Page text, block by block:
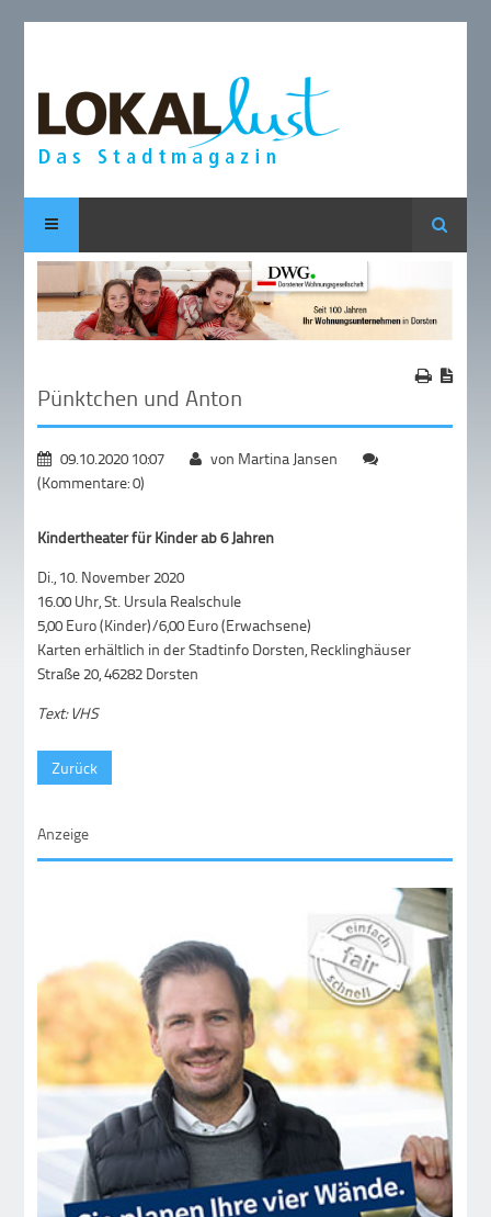
Suche
Pünktchen und Anton
09.10.2020 10:07
von Martina Jansen
(Kommentare: 0)
Kindertheaterfür Kinder ab 6 Jahren
Di., 10. November 2020
16.00 Uhr, St. Ursula Realschule
5,00 Euro (Kinder)/6,00 Euro (Erwachsene)
Karten erhältlich in der Stadtinfo Dorsten, Recklinghäuser
Straße 20, 46282 Dorsten
Text: VHS
Zurück
Anzeige